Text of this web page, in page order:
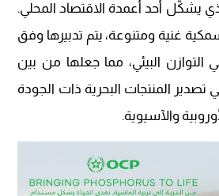
يشكّل أحد أعمدة الاقتصاد المحلي.
غنية ومتنوعة، يتم تدبيرها وفق
التوازن البيئي، مما جعلها من بين
تصدير المنتجات البحرية ذات الجودة
والآسيوية.